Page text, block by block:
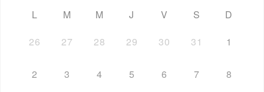
L M M J V S
D
26
27 28 29 30 31 1
2 3 4 5 6 7 8